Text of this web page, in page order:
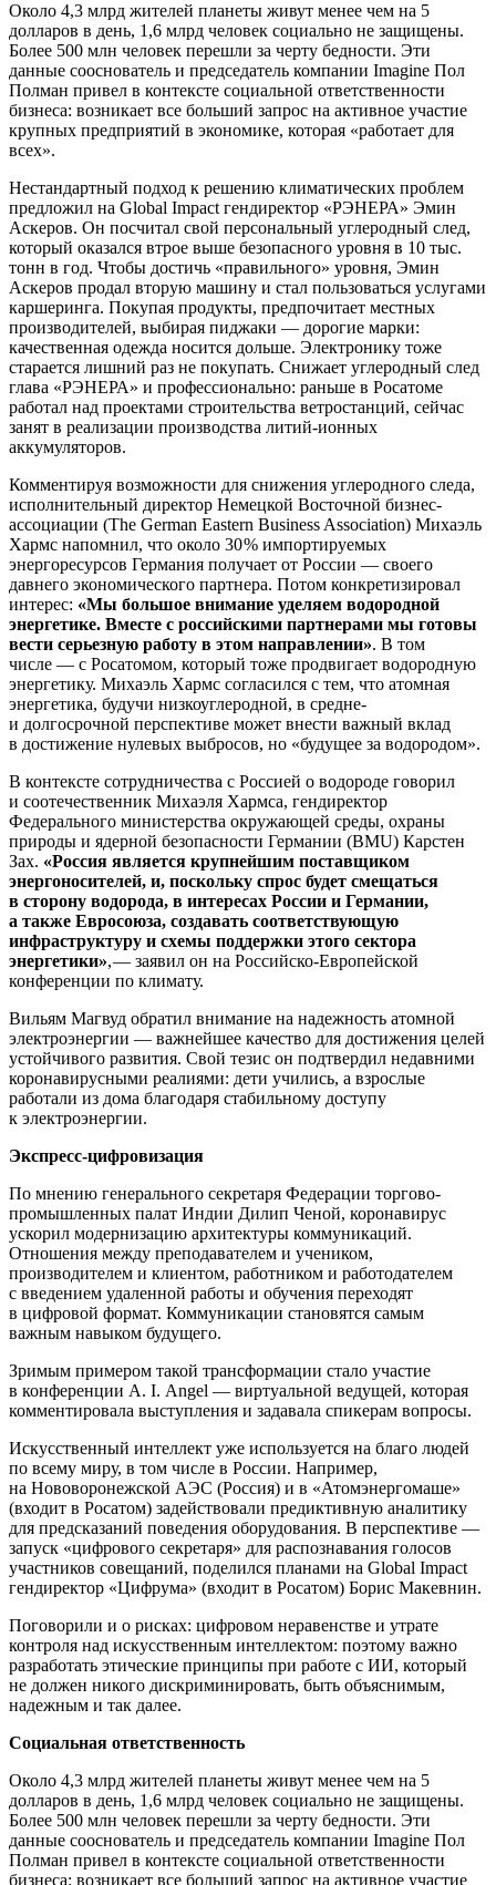
Около 4,3 млрд жителей планеты живут менее чем на 5
долларов в день, 1,6 млрд человек социально не защищены.
Более 500 млн человек перешли за черту бедности. Эти
данные сооснователь и председатель компании Imagine Пол
Полман привел в контексте социальной ответственности
бизнеса: возникает все больший запрос на активное участие
крупных предприятий в экономике, которая «работает для
всех».
Нестандартный подход к решению климатических проблем
предложил на Global Impact гендиректор «РЭНЕРА» Эмин
Аскеров. Он посчитал свой персональный углеродный след,
который оказался втрое выше безопасного уровня в 10 тыс.
тонн в год. Чтобы достичь «правильного» уровня, Эмин
Аскеров продал вторую машину и стал пользоваться услугами
каршеринга. Покупая продукты, предпочитает местных
производителей, выбирая пиджаки — ​дорогие марки:
качественная одежда носится дольше. Электронику тоже
старается лишний раз не покупать. Снижает углеродный след
глава «РЭНЕРА» и профессионально: раньше в Росатоме
работал над проектами строительства ветростанций, сейчас
занят в реализации производства литий-ионных
аккумуляторов.
Комментируя возможности для снижения углеродного следа,
исполнительный директор Немецкой Восточной бизнес-
ассоциации (The German Eastern Business Association) Михаэль
Хармс напомнил, что около 30 % импортируемых
энергоресурсов Германия получает от России — ​своего
давнего экономического партнера. Потом конкретизировал
интерес: «Мы большое внимание уделяем водородной
энергетике. Вместе с российскими партнерами мы готовы
вести серьезную работу в этом направлении». В том
числе — ​с Росатомом, который тоже продвигает водородную
энергетику. Михаэль Хармс согласился с тем, что атомная
энергетика, будучи низкоуглеродной, в средне-
и долгосрочной перспективе может внести важный вклад
в достижение нулевых выбросов, но «будущее за водородом».
В контексте сотрудничества с Россией о водороде говорил
и соотечественник Михаэля Хармса, гендиректор
Федерального министерства окружающей среды, охраны
природы и ядерной безопасности Германии (BMU) Карстен
Зах. «Россия является крупнейшим поставщиком
энергоносителей, и, поскольку спрос будет смещаться
в сторону водорода, в интересах России и Германии,
а также Евросоюза, создавать соответствующую
инфраструктуру и схемы поддержки этого сектора
энергетики», — ​заявил он на Российско-Европейской
конференции по климату.
Вильям Магвуд обратил внимание на надежность атомной
электроэнергии — ​важнейшее качество для достижения целей
устойчивого развития. Свой тезис он подтвердил недавними
коронавирусными реалиями: дети учились, а взрослые
работали из дома благодаря стабильному доступу
к электроэнергии.
Экспресс-цифровизация
По мнению генерального секретаря Федерации торгово-
промышленных палат Индии Дилип Ченой, коронавирус
ускорил модернизацию архитектуры коммуникаций.
Отношения между преподавателем и учеником,
производителем и клиентом, работником и работодателем
с введением удаленной работы и обучения переходят
в цифровой формат. Коммуникации становятся самым
важным навыком будущего.
Зримым примером такой трансформации стало участие
в конференции A. I. Angel — ​виртуальной ведущей, которая
комментировала выступления и задавала спикерам вопросы.
Искусственный интеллект уже используется на благо людей
по всему миру, в том числе в России. Например,
на Нововоронежской АЭС (Россия) и в «Атомэнергомаше»
(входит в Росатом) задействовали предиктивную аналитику
для предсказаний поведения оборудования. В перспективе — ​
запуск «цифрового секретаря» для распознавания голосов
участников совещаний, поделился планами на Global Impact
гендиректор «Цифрума» (входит в Росатом) Борис Макевнин.
Поговорили и о рисках: цифровом неравенстве и утрате
контроля над искусственным интеллектом: поэтому важно
разработать этические принципы при работе с ИИ, который
не должен никого дискриминировать, быть объяснимым,
надежным и так далее.
Социальная ответственность
Около 4,3 млрд жителей планеты живут менее чем на 5
долларов в день, 1,6 млрд человек социально не защищены.
Более 500 млн человек перешли за черту бедности. Эти
данные сооснователь и председатель компании Imagine Пол
Полман привел в контексте социальной ответственности
бизнеса: возникает все больший запрос на активное участие